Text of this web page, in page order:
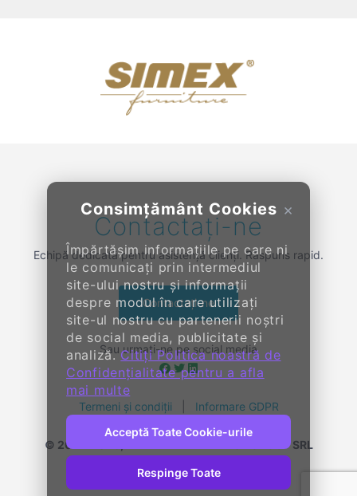
×
Consimțământ Cookies
Împărtășim informațiile pe care ni
le comunicați prin intermediul
site-ului nostru și informații
despre modul în care utilizați
site-ul nostru cu partenerii noștri
de social media, publicitate și
analiză.Citiți Politica noastră de
Confidențialitate pentru a afla
mai multe
Acceptă Toate Cookie-urile
Respinge Toate
Contactați-ne
Echipă dedicată pentru asistență clienți. Răspuns rapid.
Contactați-ne
Sau urmați-ne pe social media
Termeni și condiții Informare GDPR
© 2014-
2026, KENDALL ENTERPRISE GROUP SRL